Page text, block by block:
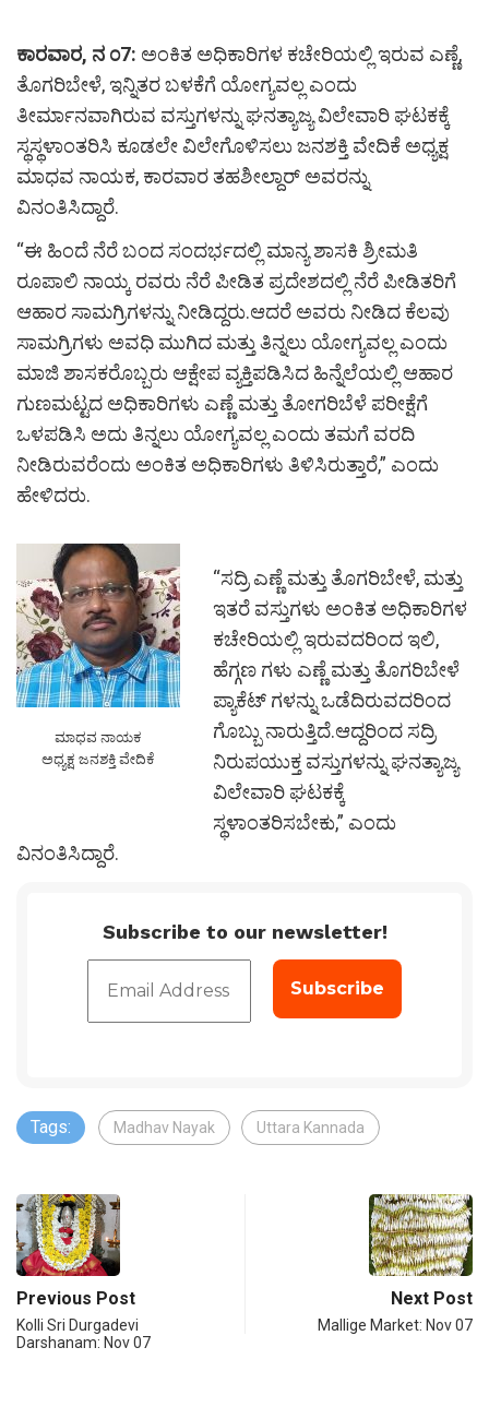
ಕಾರವಾರ, ನ ೦7: ಅಂಕಿತ ಅಧಿಕಾರಿಗಳ ಕಚೇರಿಯಲ್ಲಿ ಇರುವ ಎಣ್ಣೆ,
ತೊಗರಿಬೇಳೆ, ಇನ್ನಿತರ ಬಳಕೆಗೆ ಯೋಗ್ಯವಲ್ಲ ಎಂದು
ತೀರ್ಮಾನವಾಗಿರುವ ವಸ್ತುಗಳನ್ನು ಘನತ್ಯಾಜ್ಯ ವಿಲೇವಾರಿ ಘಟಕಕ್ಕೆ
ಸ್ಥಸ್ಥಳಾಂತರಿಸಿ ಕೂಡಲೇ ವಿಲೇಗೊಳಿಸಲು ಜನಶಕ್ತಿ ವೇದಿಕೆ ಅಧ್ಯಕ್ಷ
ಮಾಧವ ನಾಯಕ, ಕಾರವಾರ ತಹಶೀಲ್ದಾರ್ ಅವರನ್ನು
ವಿನಂತಿಸಿದ್ದಾರೆ.
“ಈ ಹಿಂದೆ ನೆರೆ ಬಂದ ಸಂದರ್ಭದಲ್ಲಿ ಮಾನ್ಯ ಶಾಸಕಿ ಶ್ರೀಮತಿ
ರೂಪಾಲಿ ನಾಯ್ಕ ರವರು ನೆರೆ ಪೀಡಿತ ಪ್ರದೇಶದಲ್ಲಿ ನೆರೆ ಪೀಡಿತರಿಗೆ
ಆಹಾರ ಸಾಮಗ್ರಿಗಳನ್ನು ನೀಡಿದ್ದರು.ಆದರೆ ಅವರು ನೀಡಿದ ಕೆಲವು
ಸಾಮಗ್ರಿಗಳು ಅವಧಿ ಮುಗಿದ ಮತ್ತು ತಿನ್ನಲು ಯೋಗ್ಯವಲ್ಲ ಎಂದು
ಮಾಜಿ ಶಾಸಕರೊಬ್ಬರು ಆಕ್ಷೇಪ ವ್ಯಕ್ತಿಪಡಿಸಿದ ಹಿನ್ನೆಲೆಯಲ್ಲಿ ಆಹಾರ
ಗುಣಮಟ್ಟದ ಅಧಿಕಾರಿಗಳು ಎಣ್ಣೆ ಮತ್ತು ತೋಗರಿಬೆಳೆ ಪರೀಕ್ಷೆಗೆ
ಒಳಪಡಿಸಿ ಅದು ತಿನ್ನಲು ಯೋಗ್ಯವಲ್ಲ ಎಂದು ತಮಗೆ ವರದಿ
ನೀಡಿರುವರೆಂದು ಅಂಕಿತ ಅಧಿಕಾರಿಗಳು ತಿಳಿಸಿರುತ್ತಾರೆ,” ಎಂದು
ಹೇಳಿದರು.
ಮಾಧವ ನಾಯಕ
ಅಧ್ಯಕ್ಷ ಜನಶಕ್ತಿ ವೇದಿಕೆ
“ಸದ್ರಿ ಎಣ್ಣೆ ಮತ್ತು ತೊಗರಿಬೇಳೆ, ಮತ್ತು
ಇತರೆ ವಸ್ತುಗಳು ಅಂಕಿತ ಅಧಿಕಾರಿಗಳ
ಕಚೇರಿಯಲ್ಲಿ ಇರುವದರಿಂದ ಇಲಿ,
ಹೆಗ್ಗಣ ಗಳು ಎಣ್ಣೆ ಮತ್ತು ತೊಗರಿಬೇಳೆ
ಪ್ಯಾಕೆಟ್ ಗಳನ್ನು ಒಡೆದಿರುವದರಿಂದ
ಗೊಬ್ಬು ನಾರುತ್ತಿದೆ.ಆದ್ದರಿಂದ ಸದ್ರಿ
ನಿರುಪಯುಕ್ತ ವಸ್ತುಗಳನ್ನು ಘನತ್ಯಾಜ್ಯ
ವಿಲೇವಾರಿ ಘಟಕಕ್ಕೆ
ಸ್ಥಳಾಂತರಿಸಬೇಕು,” ಎಂದು
ವಿನಂತಿಸಿದ್ದಾರೆ.
Subscribe to our newsletter!
Tags: Madhav Nayak Uttara Kannada
Previous Post
Kolli Sri Durgadevi
Darshanam: Nov 07
Next Post
Mallige Market: Nov 07